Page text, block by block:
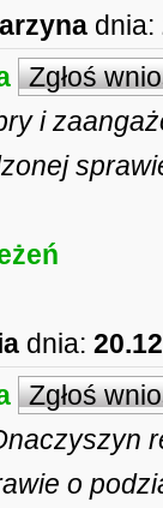
dnia:
Zgłoś
i
dnia:
Zgłoś
o